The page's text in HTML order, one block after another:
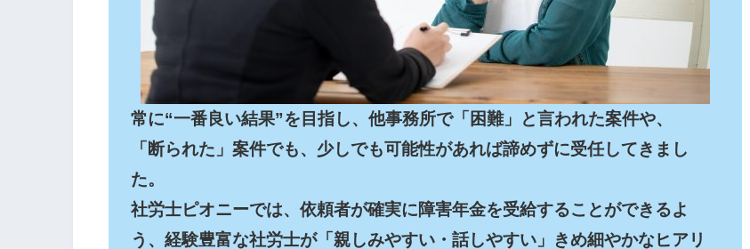
常に“一番良い結果”を目指し、他事務所で「困難」と言われた案件や、
「断られた」案件でも、少しでも可能性があれば諦めずに受任してきまし
た。
社労士ピオニーでは、依頼者が確実に障害年金を受給することができるよ
う、経験豊富な社労士が「親しみやすい・話しやすい」きめ細やかなヒアリ